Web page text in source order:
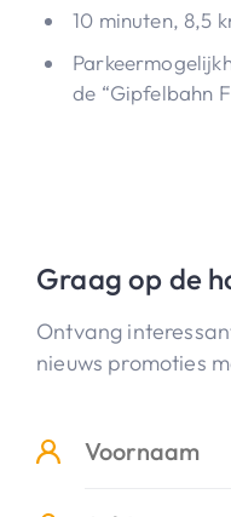
10 minuten, 8,5
de “Gipfelbahn
Graag op de
Ontvang
nieuws promoties